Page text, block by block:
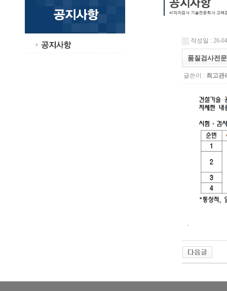
작성일 : 26-
품질검사전
글쓴이 : 최고관
.